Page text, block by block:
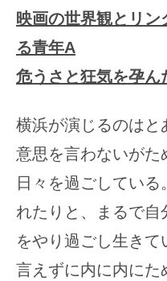
映画の世界観とリ
る青年A
危うさと狂気を孕ん
横浜が演じるのはと
意思を言わないがた
日々を過ごしてい
れたりと、まるで
をやり過ごし生き
言えずに内に内にた